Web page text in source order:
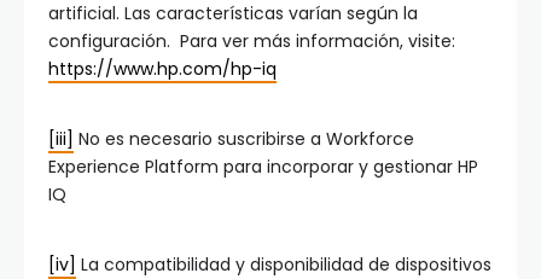
artificial. Las características varían según la
configuración. Para ver más información, visite:
https://www.hp.com/hp-iq
[iii] No es necesario suscribirse a Workforce
Experience Platform para incorporar y gestionar HP
IQ
[iv] La compatibilidad y disponibilidad de dispositivos